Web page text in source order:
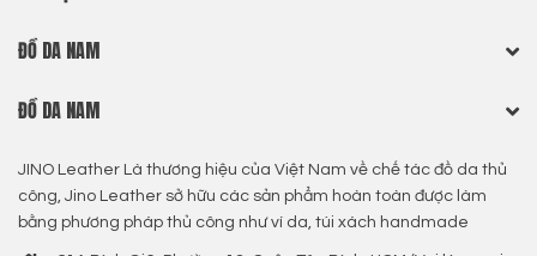
ĐỒ DA NAM
ĐỒ DA NAM
JINO Leather Là thương hiệu của Việt Nam về chế tác đồ da thủ
công, Jino Leather sở hữu các sản phẩm hoàn toàn được làm
bằng phương pháp thủ công như ví da, túi xách handmade